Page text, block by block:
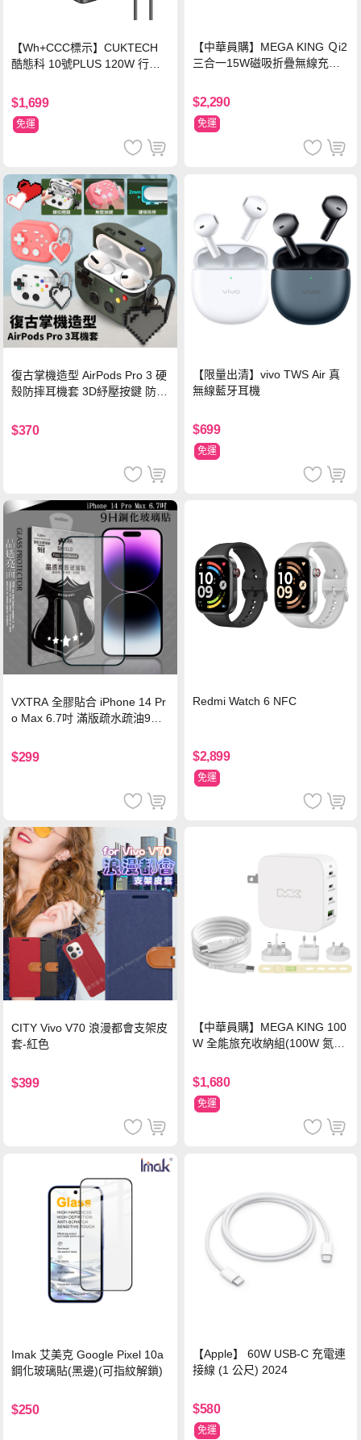
【Wh+CCC標示】CUKTECH
酷態科 10號PLUS 120W 行動
色
$1,699
免運
【中華員購】MEGA KING Ｑi2
三合一15W磁吸折疊無線充電
$2,290
免運
復古掌機造型 AirPods Pro 3 硬
殼防摔耳機套 3D紓壓按鍵 防開
$370
【限量出清】vivo TWS Air 真
無線藍牙耳機
$699
免運
VXTRA 全膠貼合 iPhone 14 Pr
o Max 6.7吋 滿版疏水疏油9H
$299
Redmi Watch 6 NFC
$2,899
免運
CITY Vivo V70 浪漫都會支架皮
套-紅色
$399
【中華員購】MEGA KING 100
W 全能旅充收納組(100W 氮化
萬國轉接器)
$1,680
免運
Imak 艾美克 Google Pixel 10a
鋼化玻璃貼(黑邊)(可指紋解鎖)
$250
【Apple】 60W USB-C 充電連
接線 (1 公尺) 2024
$580
免運